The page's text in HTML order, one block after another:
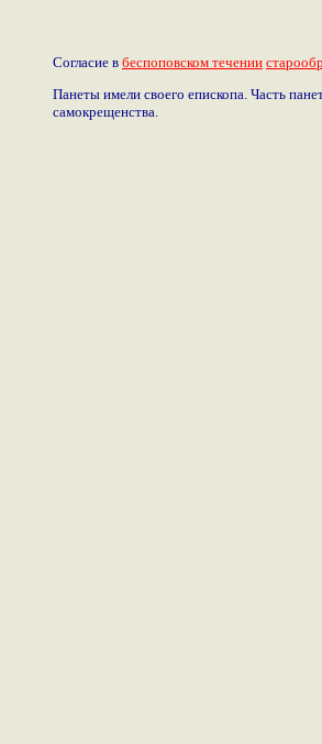
Согласие в беспоповском течении
Панеты имели своего епископа. Часть
самокрещенства.